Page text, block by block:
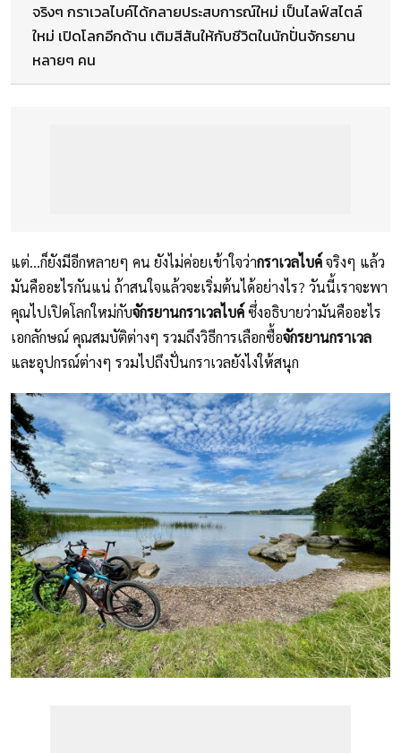
จริงๆ กราเวลไบค์ได้กลายประสบการณ์ใหม่ เป็นไลฟ์สไตล์
ใหม่ เปิดโลกอีกด้าน เติมสีสันให้กับชีวิตในนักปั่นจักรยาน
หลายๆ คน
แต่...ก็ยังมีอีกหลายๆ คน ยังไม่ค่อยเข้าใจว่ากราเวลไบค์จริงๆ แล้ว
มันคืออะไรกันแน่ ถ้าสนใจแล้วจะเริ่มต้นได้อย่างไร? วันนี้เราจะพา
คุณไปเปิดโลกใหม่กับจักรยานกราเวลไบค์ซึ่งอธิบายว่ามันคืออะไร
เอกลักษณ์ คุณสมบัติต่างๆ รวมถึงวิธีการเลือกซื้อจักรยานกราเวล
และอุปกรณ์ต่างๆ รวมไปถึงปั่นกราเวลยังไงให้สนุก